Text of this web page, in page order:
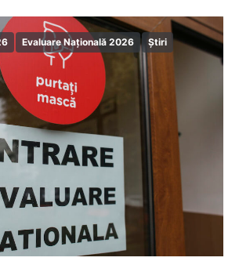
Evaluare Națională 2026 Știri